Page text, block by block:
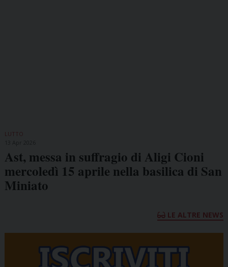
LUTTO
Ast, messa in suffragio di Aligi Cioni
mercoledì 15 aprile nella basilica di San
Miniato
LE ALTRE NEWS